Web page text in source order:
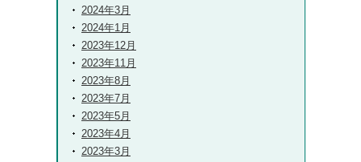
2024年3月
2024年1月
2023年12月
2023年11月
2023年8月
2023年7月
2023年5月
2023年4月
2023年3月